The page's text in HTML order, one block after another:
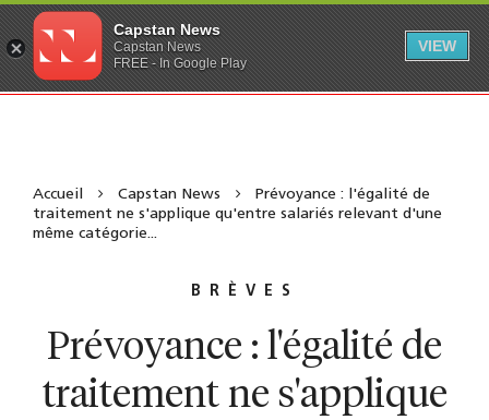
Accueil Capstan News
Prévoyance : l'égalité de
traitement ne s'applique qu'entre salariés relevant d'une
même catégorie...
BRÈVES
Prévoyance : l'égalité de
traitement ne s'applique
Capstan News
Capstan News
FREE - In Google Play
VIEW